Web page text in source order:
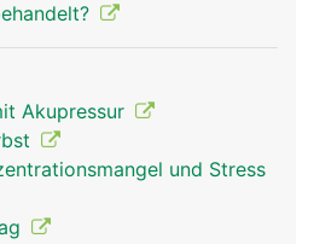
Akupressur
und Stress